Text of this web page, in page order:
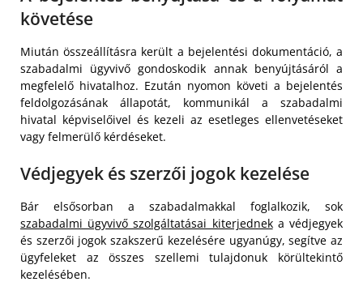
követése
Miután összeállításra került a bejelentési dokumentáció, a
szabadalmi ügyvivő gondoskodik annak benyújtásáról a
megfelelő hivatalhoz. Ezután nyomon követi a bejelentés
feldolgozásának állapotát, kommunikál a szabadalmi
hivatal képviselőivel és kezeli az esetleges ellenvetéseket
vagy felmerülő kérdéseket.
Védjegyek és szerzői jogok kezelése
Bár elsősorban a szabadalmakkal foglalkozik, sok
szabadalmi ügyvivő szolgáltatásai kiterjedneka védjegyek
és szerzői jogok szakszerű kezelésére ugyanúgy, segítve az
ügyfeleket az összes szellemi tulajdonuk körültekintő
kezelésében.